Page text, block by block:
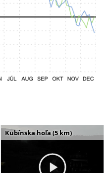
Kubínska hoľa (5 km)